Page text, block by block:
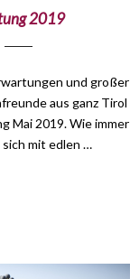
2019
und großer
aus ganz Tirol
Mai 2019. Wie immer
mit edlen …